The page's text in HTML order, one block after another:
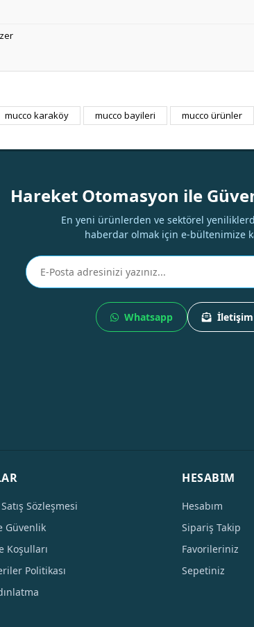
Bu ürüne ilk yorumu siz yapın!
mucco karaköy mucco bayileri mucco ürünler
Hareket Otomasyon ile
En yeni ürünlerden ve sektörel
haberdar olmak için e-bültenimize
Whatsapp İletişim
Sözleşmesi
Güvenlik
Koşulları
Politikası
HESABIM
Hesabım
Sipariş Takip
Favorileriniz
Sepetiniz